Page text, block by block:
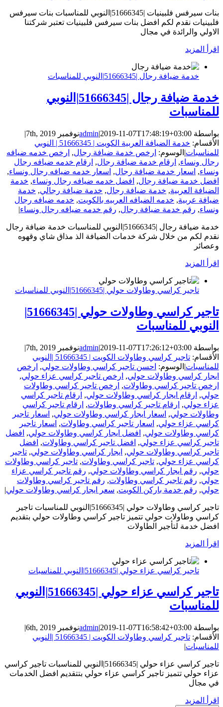
بنات سيرفس فلبينيات |51666345|النوبي للمناسبات بنات سيرفس
فلبينيات نقدم لكم افضل بنات سيرفس فلبينيات تعتبر شركتنا
الاولي والرائدة في مجال
‫اقرأ المزيد
خدمة ضيافة رجال |51666345|النوبي للمناسبات
خدمة ضيافة رجال |51666345|النوبي
للمناسبات
بواسطة admin|2019-11-07T17:48:19+03:00 نوفمبر 7th, 2019
|
الأقسام:
خدمة الضيافة العربية الكويت | 51666345 | النوبي
للمناسبات| الوسوم: ارخص خدمة ضيافة رجال, ارخص خدمه ضيافه
رجال ونساء, ارقام خدمة ضيافة رجال, ارقام خدمه ضيافه رجال
ونساء, اسعار خدمة ضيافة رجال, اسعار خدمه ضيافه رجال ونساء,
افضل خدمة ضيافة رجال, افضل خدمه ضيافه رجال ونساء, خدمة
الضيافة العربية, خدمة ضيافة رجال, خدمة ضيافة رجالي, خدمة
ضيافة عربية, خدمه الضيافه العربيه بالكويت, خدمه ضيافه رجال
ونساء, رقم خدمة ضيافة رجال, رقم خدمه ضيافه رجال ونساء|
خدمة ضيافة رجال |51666345|النوبي للمناسبات خدمة ضيافة رجال
نقدم لكم من خلال شركة خدمات الضيافة الذ مذاق شاي وقهوه
وعصائر
‫اقرأ المزيد
تاجير كراسي وطاولات حولي |51666345|النوبي للمناسبات
تاجير كراسي وطاولات حولي |51666345|
النوبي للمناسبات
بواسطة admin|2019-11-07T17:26:12+03:00 نوفمبر 7th, 2019
|
الأقسام:
تاجير كراسي وطاولات الكويت | 51666345 |النوبي
للمناسبات| الوسوم: احسن تاجير كراسي وطاولات حولي, ارخص
ايجار كراسي وطاولات حولي, ارخص تاجير كراسي عزاء حولي,
ارخص تاجير كراسي وطاولات, ارخص تاجير كراسي وطاولات
حولي, ارقام ايجار كراسي وطاولات حولي, ارقام تاجير كراسي
عزاء حولي, ارقام تاجير كراسي وطاولات, ارقام تاجير كراسي
وطاولات حولي, اسعار ايجار كراسي وطاولات حولي, اسعار تاجير
كراسي عزاء حولي, اسعار تاجير كراسي وطاولات, اسعار تاجير
كراسي وطاولات حولي, افضل ايجار كراسي وطاولات حولي, افضل
تاجير كراسي عزاء حولي, افضل تاجير كراسي وطاولات, افضل
تاجير كراسي وطاولات حولي, ايجار كراسي وطاولات حولي, تاجير
كراسي عزاء حولي, تاجير كراسي وطاولات, تاجير كراسي وطاولات
حولي, رقم ايجار كراسي وطاولات حولي, رقم تاجير كراسي عزاء
حولي, رقم تاجير كراسي وطاولات, رقم تاجير كراسي وطاولات
حولي, رقم خدمة باركن الكويت, سعر ايجار كراسي وطاولات حولي|
تاجير كراسي وطاولات حولي |51666345|النوبي للمناسبات تاجير
كراسي وطاولات حولي تتميز تاجير كراسي وطاولات حولي بتقديم
افضل خدمة لتأجير الطاولات
‫اقرأ المزيد
تاجير كراسي عزاء حولي |51666345|النوبي للمناسبات
تاجير كراسي عزاء حولي |51666345|النوبي
للمناسبات
بواسطة admin|2019-11-07T16:58:42+03:00 نوفمبر 6th, 2019
|
الأقسام:
تاجير كراسي وطاولات الكويت | 51666345 |النوبي
للمناسبات|
تاجير كراسي عزاء حولي |51666345|النوبي للمناسبات تاجير كراسي
عزاء حولي تتميز تاجير كراسي عزاء حولي بتتقديم افضل الخدمات
في مجال
‫اقرأ المزيد